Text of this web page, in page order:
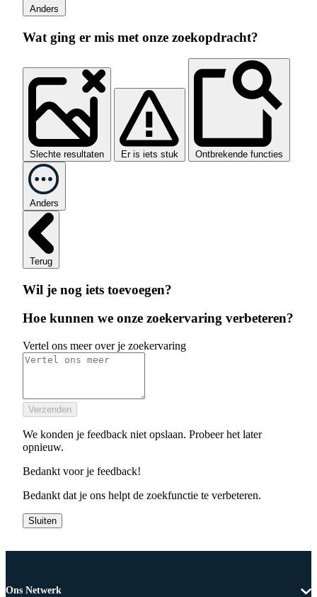
Anders
Wat ging er mis met onze zoekopdracht?
Slechte resultaten Er is iets stuk Ontbrekende functies
Anders
Terug
Wil je nog iets toevoegen?
Hoe kunnen we onze zoekervaring verbeteren?
Vertel ons meer over je zoekervaring
Verzenden
We konden je feedback niet opslaan. Probeer het later
opnieuw.
Bedankt voor je feedback!
Bedankt dat je ons helpt de zoekfunctie te verbeteren.
Sluiten
Ons Netwerk